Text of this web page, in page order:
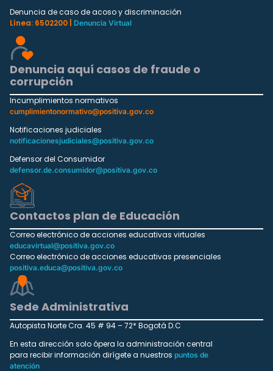
Denuncia de caso de acoso y discriminación
Línea: 6502200 |
Denuncia Virtual
Denuncia aquí casos de fraude o
corrupción
Incumplimientos normativos
cumplimientonormativo@positiva.gov.co
Notificaciones judiciales
notificacionesjudiciales@positiva.gov.co
Defensor del Consumidor
defensor.de.consumidor@positiva.gov.co
Contactos plan de Educación
Correo electrónico de acciones educativas virtuales
educavirtual@positiva.gov.co
Correo electrónico de acciones educativas presenciales
positiva.educa@positiva.gov.co
Sede Administrativa
Autopista Norte Cra. 45 # 94 – 72* Bogotá D.C
En esta dirección solo ópera la administración central
para recibir información dirígete a nuestros puntos de
atención